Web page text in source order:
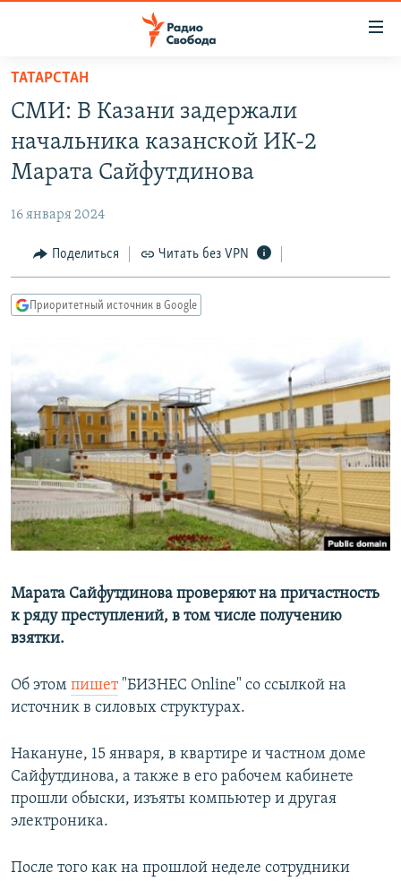
упрощенного
доступа
основному
Вернутся
Вернутся
АВТОРСКИЕ ПРОЕКТЫ
МНЕНИЯ
КУЛЬТУРА
КАВКАЗ.РЕАЛИИ
СИБИРЬ.РЕАЛИИ
РАСПИСАНИЕ ВЕЩАНИЯ
ПОДПИШИТЕСЬ НА РАССЫЛКУ
СОЦИАЛЬНЫЕ СЕТИ
Все сайты РСЕ/РС
ТАТАРСТАН
СМИ: В Казани задержали
начальника казанской ИК-2
Марата Сайфутдинова
16 января 2024
Поделиться Читать без VPN
Приоритетный источник в Google
Марата Сайфутдинова проверяют на причастность
к ряду преступлений, в том числе получению
взятки.
Об этом пишет"БИЗНЕС Online" со ссылкой на
источник в силовых структурах.
Накануне, 15 января, в квартире и частном доме
Сайфутдинова, а также в его рабочем кабинете
прошли обыски, изъяты компьютер и другая
электроника.
После того как на прошлой неделе сотрудники